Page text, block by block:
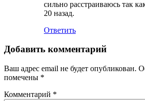
сильно расстраиваюсь так
20 назад.
Ответить
Добавить комментарий
Ваш адрес email не будет опубликован.
помечены *
Комментарий *